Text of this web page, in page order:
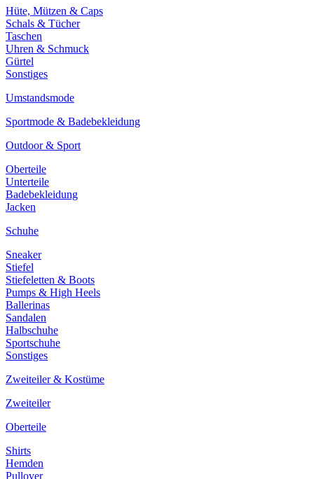
Hüte, Mützen & Caps
Schals & Tücher
Taschen
Uhren & Schmuck
Gürtel
Sonstiges
Umstandsmode
Sportmode & Badebekleidung
Outdoor & Sport
Oberteile
Unterteile
Badebekleidung
Jacken
Schuhe
Sneaker
Stiefel
Stiefeletten & Boots
Pumps & High Heels
Ballerinas
Sandalen
Halbschuhe
Sportschuhe
Sonstiges
Zweiteiler & Kostüme
Zweiteiler
Oberteile
Shirts
Hemden
Pullover